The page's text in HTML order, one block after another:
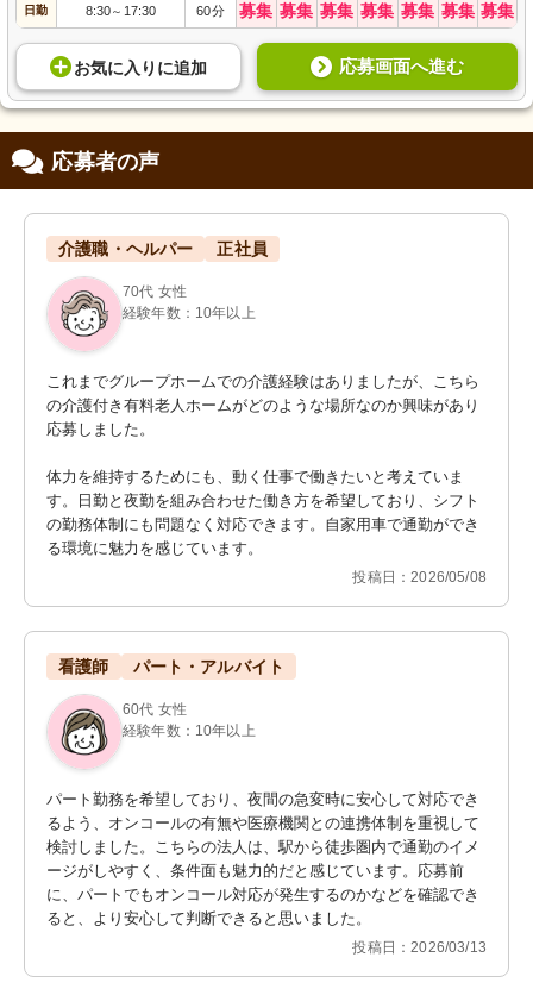
日勤 8:30～ 17:30 60分 募集 募集 募集 募集 募集 募集 募集
お気に入り に追加 応募画面へ進む
応募者の声
介護職・ヘルパー 正社員
70代 女性
経験年数：10年以上
これまでグループホームでの介護経験はありましたが、こちら
の介護付き有料老人ホームがどのような場所なのか興味があり
応募しました。
体力を維持するためにも、動く仕事で働きたいと考えていま
す。日勤と夜勤を組み合わせた働き方を希望しており、シフト
の勤務体制にも問題なく対応できます。自家用車で通勤ができ
る環境に魅力を感じています。
投稿日：2026/05/08
看護師 パート・アルバイト
60代 女性
経験年数：10年以上
パート勤務を希望しており、夜間の急変時に安心して対応でき
るよう、オンコールの有無や医療機関との連携体制を重視して
検討しました。こちらの法人は、駅から徒歩圏内で通勤のイメ
ージがしやすく、条件面も魅力的だと感じています。応募前
に、パートでもオンコール対応が発生するのかなどを確認でき
ると、より安心して判断できると思いました。
投稿日：2026/03/13